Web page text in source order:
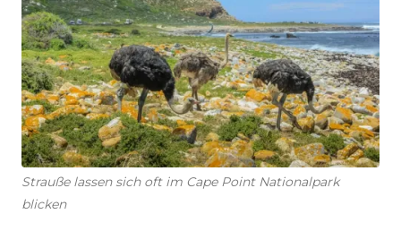
Strauße lassen sich oft im Cape Point Nationalpark
blicken